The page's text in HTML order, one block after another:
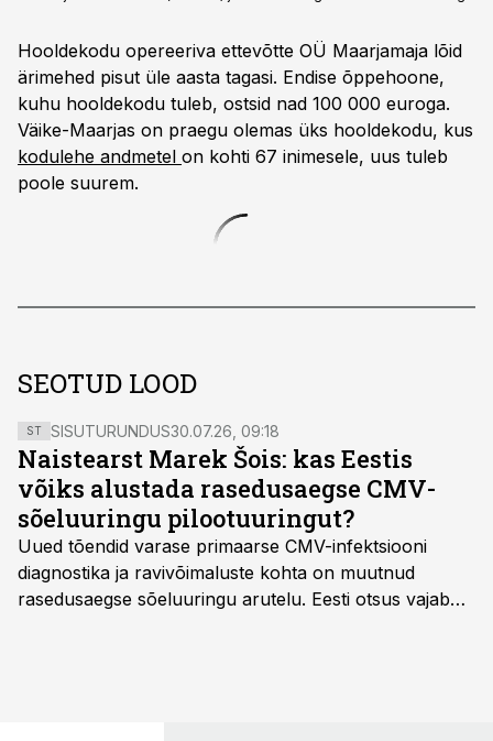
Hooldekodu opereeriva ettevõtte OÜ Maarjamaja lõid
ärimehed pisut üle aasta tagasi. Endise õppehoone,
kuhu hooldekodu tuleb, ostsid nad 100 000 euroga.
Väike-Maarjas on praegu olemas üks hooldekodu, kus
kodulehe andmetel on kohti 67 inimesele, uus tuleb
poole suurem.
SEOTUD LOOD
ST SISUTURUNDUS30.07.26, 09:18
Naistearst Marek Šois: kas Eestis
võiks alustada rasedusaegse CMV-
sõeluuringu pilootuuringut?
Uued tõendid varase primaarse CMV-infektsiooni
diagnostika ja ravivõimaluste kohta on muutnud
rasedusaegse sõeluuringu arutelu. Eesti otsus vajab